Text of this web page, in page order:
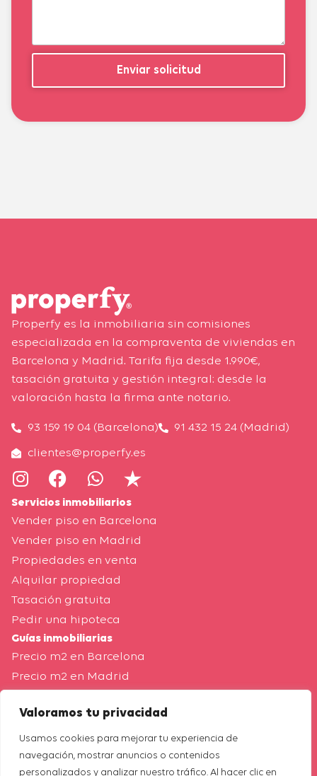
Valoramos tu privacidad
Usamos cookies para mejorar tu experiencia de
navegación, mostrar anuncios o contenidos
personalizados y analizar nuestro tráfico. Al hacer clic en
Enviar solicitud
Properfy es la inmobiliaria sin comisiones
especializada en la compraventa de viviendas en
Barcelona y Madrid. Tarifa fija desde 1.990€,
tasación gratuita y gestión integral: desde la
valoración hasta la firma ante notario.
93 159 19 04 (Barcelona) 91 432 15 24 (Madrid)
clientes@properfy.es
Servicios inmobiliarios
Vender piso en Barcelona
Vender piso en Madrid
Propiedades en venta
Alquilar propiedad
Tasación gratuita
Pedir una hipoteca
Guías inmobiliarias
Precio m2 en Barcelona
Precio m2 en Madrid
Tasación de vivienda Madrid
Blog
Nuestra empresa
Quiénes somos